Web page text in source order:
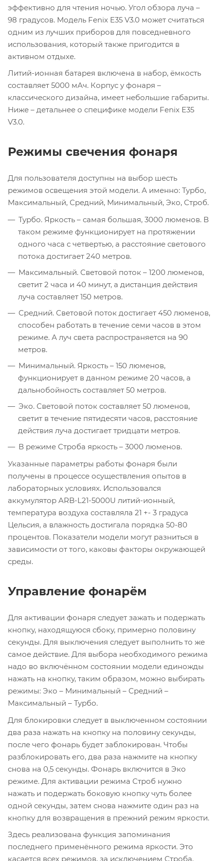
эффективно для чтения ночью. Угол обзора луча –
98 градусов. Модель Fenix E35 V3.0 может считаться
одним из лучших приборов для повседневного
использования, который также пригодится в
активном отдыхе.
Литий-ионная батарея включена в набор, ёмкость
составляет 5000 мАч. Корпус у фонаря –
классического дизайна, имеет небольшие габариты.
Ниже – детальнее о специфике модели Fenix E35
V3.0.
Режимы свечения фонаря
Для пользователя доступны на выбор шесть
режимов освещения этой модели. А именно: Турбо,
Максимальный, Средний, Минимальный, Эко, Строб.
Турбо. Яркость – самая большая, 3000 люменов. В
таком режиме функционирует на протяжении
одного часа с четвертью, а расстояние светового
потока достигает 240 метров.
Максимальный. Световой поток – 1200 люменов,
светит 2 часа и 40 минут, а дистанция действия
луча составляет 150 метров.
Средний. Световой поток достигает 450 люменов,
способен работать в течение семи часов в этом
режиме. А луч света распространяется на 90
метров.
Минимальный. Яркость – 150 люменов,
функционирует в данном режиме 20 часов, а
дальнобойность составляет 50 метров.
Эко. Световой поток составляет 50 люменов,
светит в течение пятидесяти часов, расстояние
действия луча достигает тридцати метров.
В режиме Строба яркость – 3000 люменов.
Указанные параметры работы фонаря были
получены в процессе осуществления опытов в
лабораторных условиях. Использовался
аккумулятор ARB-L21-5000U литий-ионный,
температура воздуха составляла 21 +- 3 градуса
Цельсия, а влажность достигала порядка 50-80
процентов. Показатели модели могут разниться в
зависимости от того, каковы факторы окружающей
среды.
Управление фонарём
Для активации фонаря следует зажать и подержать
кнопку, находящуюся сбоку, примерно половину
секунды. Для выключения следует выполнить то же
самое действие. Для выбора необходимого режима
надо во включённом состоянии модели единожды
нажать на кнопку, таким образом, можно выбирать
режимы: Эко – Минимальный – Средний –
Максимальный – Турбо.
Для блокировки следует в выключенном состоянии
два раза нажать на кнопку на половину секунды,
после чего фонарь будет заблокирован. Чтобы
разблокировать его, два раза нажмите на кнопку
снова на 0,5 секунды. Фонарь включится в Эко
режиме. Для активации режима Строб нужно
нажать и подержать боковую кнопку чуть более
одной секунды, затем снова нажмите один раз на
кнопку для возвращения в прежний режим яркости.
Здесь реализована функция запоминания
последнего применённого режима яркости. Это
касается всех режимов, за исключением Строба.